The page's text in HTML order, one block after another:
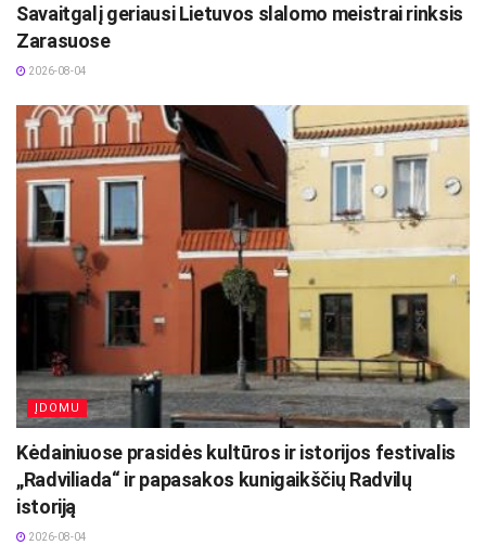
Savaitgalį geriausi Lietuvos slalomo meistrai rinksis
Zarasuose
2026-08-04
ĮDOMU
Kėdainiuose prasidės kultūros ir istorijos festivalis
„Radviliada“ ir papasakos kunigaikščių Radvilų
istoriją
2026-08-04